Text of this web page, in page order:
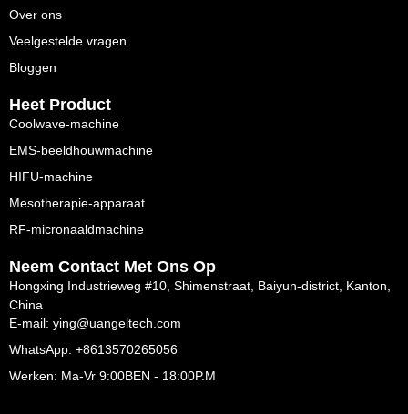
Over ons
Veelgestelde vragen
Bloggen
Heet Product
Coolwave-machine
EMS-beeldhouwmachine
HIFU-machine
Mesotherapie-apparaat
RF-micronaaldmachine
Neem Contact Met Ons Op
Hongxing Industrieweg #10, Shimenstraat, Baiyun-district, Kanton,
China
E-mail: ying@uangeltech.com
WhatsApp: +8613570265056
Werken: Ma-Vr 9:00BEN - 18:00P.M